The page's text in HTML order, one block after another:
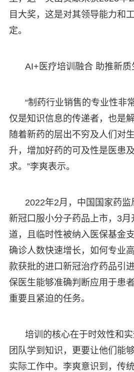
目大奖，这是对其领导能力和
定。
AI+医疗培训融合 助推新质
“制药行业销售的专业性非
仅是知识信息的传递者，也是
随着新药的层出不穷及人们对
升，增加好药的可及性是医患
求。”李爽表示。
2022年2月，中国国家药
新冠口服小分子药品上市，3
道，且临时性被纳入医保基金
确诊人数快速增长，如何专业
款获批的进口新冠治疗药品引
保医生能够准确判断应用于患
重要且紧迫的任务。
培训的核心在于时效性和
团队学到知识，更要让他们能
实际工作中。李爽意识到，传